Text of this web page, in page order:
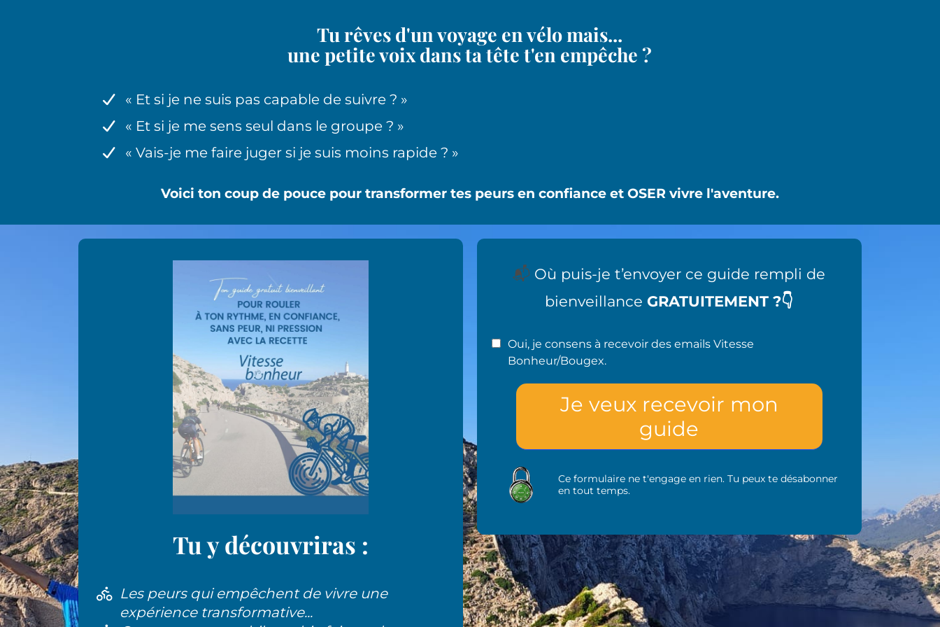
Tu rêves d'un voyage en vélo mais...
une petite voix dans ta tête t'en empêche ?
« Et si je ne suis pas capable de suivre ? »
« Et si je me sens seul dans le groupe ? »
« Vais-je me faire juger si je suis moins rapide ? »
Voici ton coup de pouce pour transformer tes peurs en confiance et OSER vivre l'aventure.
Tu y découvriras :
Les peurs qui empêchent de vivre une
expérience transformative...
📬 Où puis-je t’envoyer ce guide rempli de
bienveillanceGRATUITEMENT ?👇
Oui, je consens à recevoir des emails Vitesse
Bonheur/Bougex.
Je veux recevoir mon
guide
Ce formulaire ne t'engage en rien. Tu peux te désabonner
en tout temps.